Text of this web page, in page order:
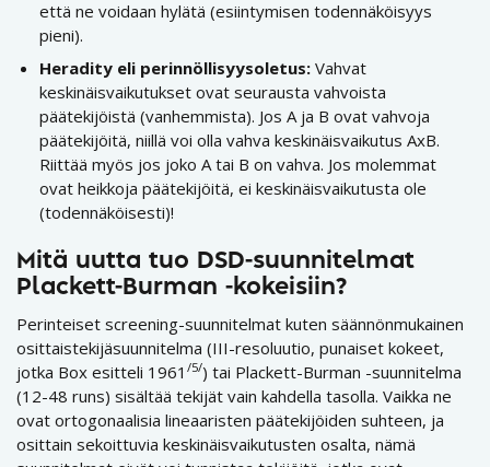
että ne voidaan hylätä (esiintymisen todennäköisyys
pieni).
Heradity eli perinnöllisyysoletus: Vahvat
keskinäisvaikutukset ovat seurausta vahvoista
päätekijöistä (vanhemmista). Jos A ja B ovat vahvoja
päätekijöitä, niillä voi olla vahva keskinäisvaikutus AxB.
Riittää myös jos joko A tai B on vahva. Jos molemmat
ovat heikkoja päätekijöitä, ei keskinäisvaikutusta ole
(todennäköisesti)!
Mitä uutta tuo DSD-suunnitelmat
Plackett-Burman -kokeisiin?
Perinteiset screening-suunnitelmat kuten säännönmukainen
osittaistekijäsuunnitelma (III-resoluutio, punaiset kokeet,
jotka Box esitteli 1961 /5/) tai Plackett-Burman -suunnitelma
(12-48 runs) sisältää tekijät vain kahdella tasolla. Vaikka ne
ovat ortogonaalisia lineaaristen päätekijöiden suhteen, ja
osittain sekoittuvia keskinäisvaikutusten osalta, nämä